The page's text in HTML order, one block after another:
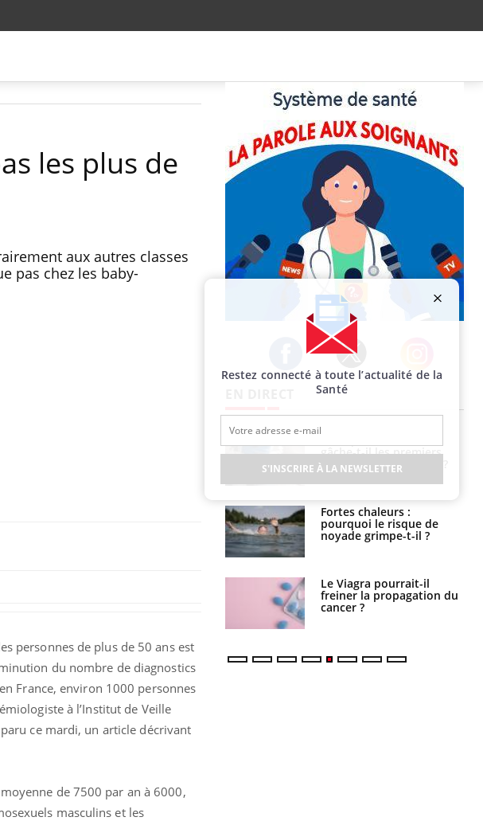
les plus de
aux autres classes
pas chez les baby-
personnes de plus de 50 ans est
du nombre de diagnostics
France, environ 1000 personnes
à l’Institut de Veille
ce mardi, un article décrivant
de 7500 par an à 6000,
masculins et les
Facebook Twitter Instagram
gâche-t-il les premiers
jours de vos vacances ?
Fortes chaleurs :
pourquoi le risque de
noyade grimpe-t-il ?
Le Viagra pourrait-il
freiner la propagation du
cancer ?
Restez connecté à toute l’actualité de la
Santé
S'INSCRIRE À LA NEWSLETTER